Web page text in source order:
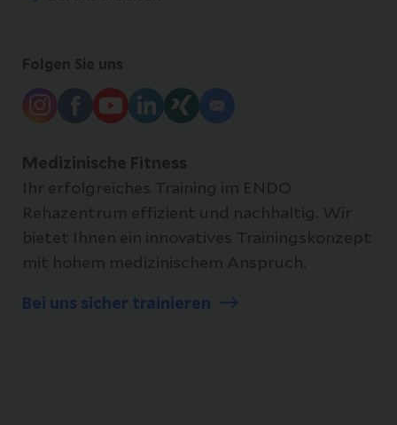
Folgen Sie uns
Medizinische Fitness
Ihr erfolgreiches Training im ENDO
Rehazentrum effizient und nachhaltig. Wir
bietet Ihnen ein innovatives Trainingskonzept
mit hohem medizinischem Anspruch.
Bei uns sicher trainieren